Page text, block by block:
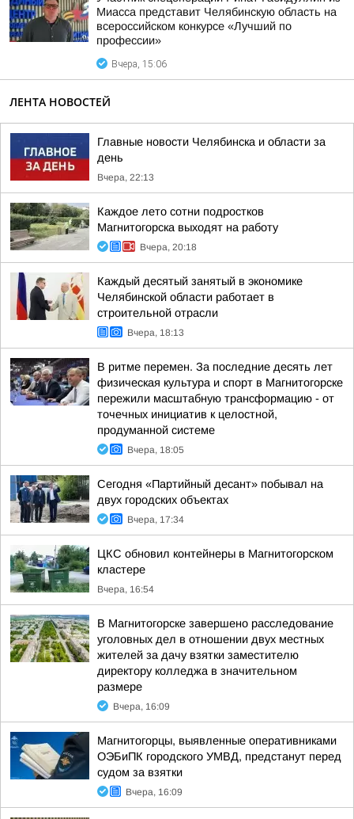
Миасса представит Челябинскую область на
всероссийском конкурсе «Лучший по
профессии»
Вчера, 15:06
ЛЕНТА НОВОСТЕЙ
Главные новости Челябинска и области за
день
Вчера, 22:13
Каждое лето сотни подростков
Магнитогорска выходят на работу
Вчера, 20:18
Каждый десятый занятый в экономике
Челябинской области работает в
строительной отрасли
Вчера, 18:13
В ритме перемен. За последние десять лет
физическая культура и спорт в Магнитогорске
пережили масштабную трансформацию - от
точечных инициатив к целостной,
продуманной системе
Вчера, 18:05
Сегодня «Партийный десант» побывал на
двух городских объектах
Вчера, 17:34
ЦКС обновил контейнеры в Магнитогорском
кластере
Вчера, 16:54
В Магнитогорске завершено расследование
уголовных дел в отношении двух местных
жителей за дачу взятки заместителю
директору колледжа в значительном
размере
Вчера, 16:09
Магнитогорцы, выявленные оперативниками
ОЭБиПК городского УМВД, предстанут перед
судом за взятки
Вчера, 16:09